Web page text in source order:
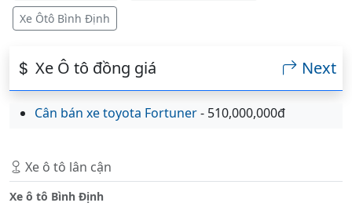
Xe Ôtô Bình Định
Xe Ô tô đồng giá Next
Cân bán xe toyota Fortuner- 510,000,000đ
Xe ô tô lân cận
Xe ô tô Bình Định